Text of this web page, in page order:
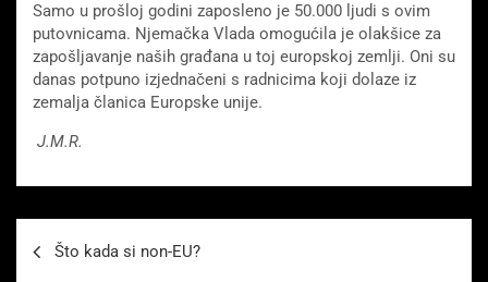
Samo u prošloj godini zaposleno je 50.000 ljudi s ovim
putovnicama. Njemačka Vlada omogućila je olakšice za
zapošljavanje naših građana u toj europskoj zemlji. Oni su
danas potpuno izjednačeni s radnicima koji dolaze iz
zemalja članica Europske unije.
J.M.R.
Beitragsnavigation
Što kada si non-EU?